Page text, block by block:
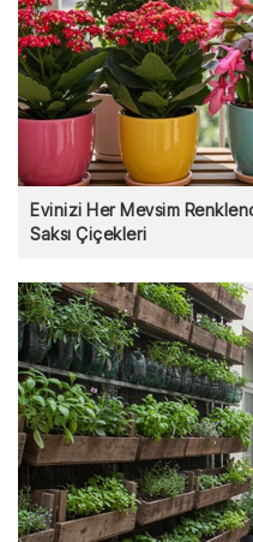
Evinizi Her Mevsim
Saksı Çiçekleri